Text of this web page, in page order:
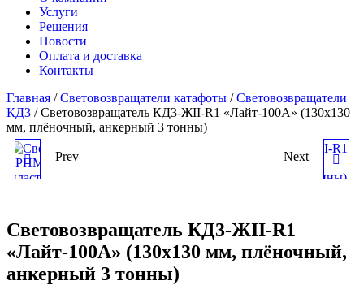
Услуги
Решения
Новости
Оплата и доставка
Контакты
Главная /Световозвращатели катафоты /Световозвращатели
КД3 / Световозвращатель КД3-ЖII-R1 «Лайт-100А» (130х130
мм, плёночный, анкерный 3 тонны)
СВЕТОВОЗВРАЩАТЕЛЬ
(93Х116 ММ,
ПЛАСТИКОВЫЙ,
Prev СВЕТОВОЗВРАЩАТЕЛЬ
(130Х130 ММ,
Next
Световозвращатель КД3-ЖII-R1
«Лайт-100А» (130х130 мм, плёночный,
анкерный 3 тонны)